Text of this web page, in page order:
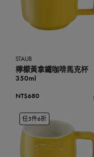
STAUB
檸檬黃拿鐵咖啡馬克杯
350ml
NT$680
任3件6折